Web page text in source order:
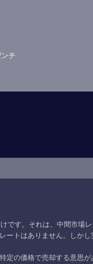
チ
です。それは、中間市場レ
トはありません。しか
の価格で売却する意思